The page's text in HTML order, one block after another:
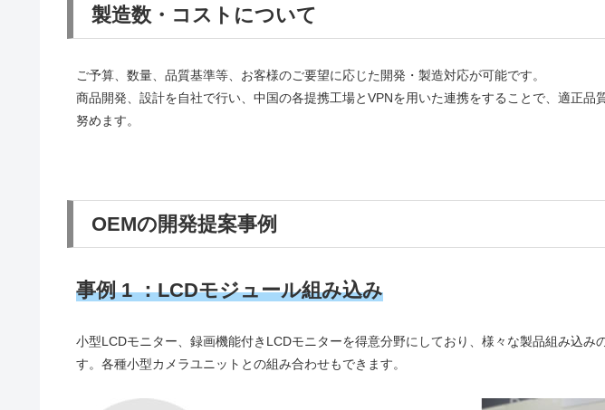
製造数・コストについて
ご予算、数量、品質基準等、お客様のご要望に応じた開発・製造対応が可能です。
商品開発、設計を自社で行い、中国の各提携工場とVPNを用いた連携をすることで、適正品
努めます。
OEMの開発提案事例
事例 1 ：LCDモジュール組み込み
小型LCDモニター、録画機能付きLCDモニターを得意分野にしており、様々な製品組み込み
す。各種小型カメラユニットとの組み合わせもできます。